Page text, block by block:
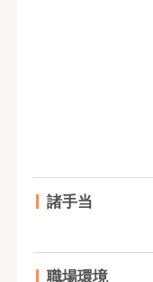
諸手当
職場環境